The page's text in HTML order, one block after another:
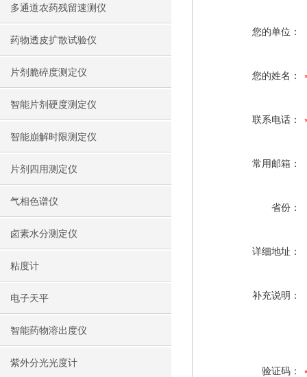
多通道农药残留速测仪
药物透皮扩散试验仪
片剂脆碎度测定仪
智能片剂硬度测定仪
智能崩解时限测定仪
片剂四用测定仪
气相色谱仪
卤素水分测定仪
粘度计
电子天平
智能药物溶出度仪
紫外分光光度计
您的单位：
您的姓名：
联系电话：
常用邮箱：
省份：
详细地址：
补充说明：
验证码：